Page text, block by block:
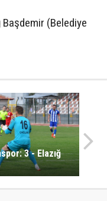
(Belediye
3 - Elazığ